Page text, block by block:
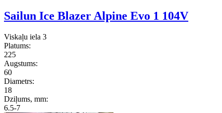
Sailun Ice Blazer Alpine Evo 1 104V
Viskaļu iela 3
Platums:
225
Augstums:
60
Diametrs:
18
Dziļums, mm:
6.5-7